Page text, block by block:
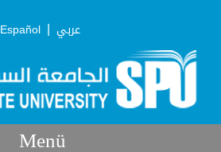
Español | عربي
Menü